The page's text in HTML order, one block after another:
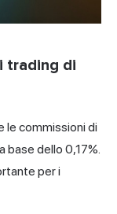
trading di
le commissioni di
base dello 0,17%.
per i